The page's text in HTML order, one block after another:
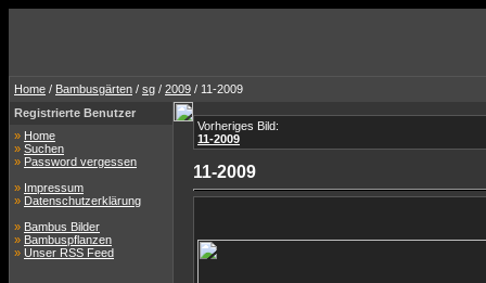
Home / Bambusgärten / sg / 2009 / 11-2009
Registrierte Benutzer
» Home
» Suchen
» Password vergessen
» Impressum
» Datenschutzerklärung
» Bambus Bilder
» Bambuspflanzen
» Unser RSS Feed
Vorheriges Bild:
11-2009
11-2009